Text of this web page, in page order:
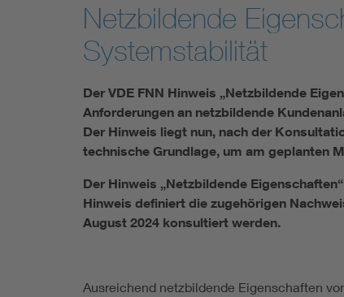
Netzbildende
Systemstabilität
Der VDE FNN Hinweis „Netzbildende
Anforderungen an netzbildende
Der Hinweis liegt nun, nach der
technische Grundlage, um am geplanten
Der Hinweis „Netzbildende
Hinweis definiert die zugehörigen
August 2024 konsultiert werden.
Ausreichend netzbildende Eigenschaften